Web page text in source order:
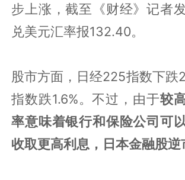
步上涨，截至《财经》记者
兑美元汇率报132.40。
股市方面，日经225指数下跌
指数跌1.6%。不过，由于较
率意味着银行和保险公司可
收取更高利息，日本金融股逆